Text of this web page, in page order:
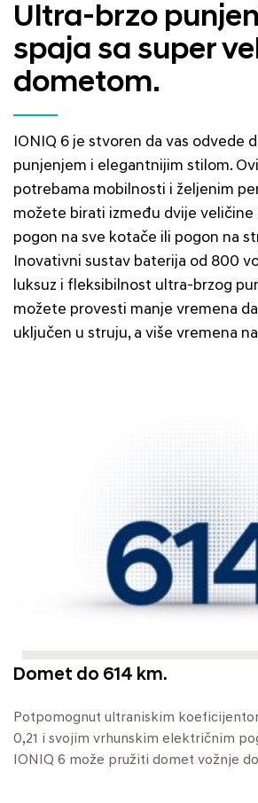
Ultra-brzo
spaja sa super
dometom.
IONIQ 6 je stvoren da vas odvede
punjenjem i elegantnijim stilom.
potrebama mobilnosti i željenim
možete birati između dvije veličine
pogon na sve kotače ili pogon na
Inovativni sustav baterija od 800
luksuz i fleksibilnost ultra-brzog
možete provesti manje vremena
uključen u struju, a više vremena
Domet do 614 km.
Potpomognut ultraniskim
0,21 i svojim vrhunskim električnim
IONIQ 6 može pružiti domet vožnje